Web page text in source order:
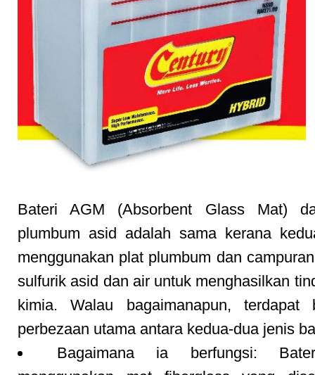
Bateri AGM (Absorbent Glass Mat)
plumbum asid adalah sama kerana
menggunakan plat plumbum dan
sulfurik asid dan air untuk menghasilkan
kimia. Walau bagaimanapun, terdapat
perbezaan utama antara kedua-dua jenis
Bagaimana ia berfungsi: